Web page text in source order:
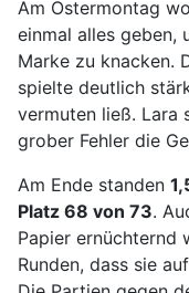
Am Ostermontag
einmal alles geben,
Marke zu knacken.
spielte deutlich
vermuten ließ. Lara
grober Fehler die
Am Ende standen
Platz 68 von 73.
Papier ernüchternd
Runden, dass sie